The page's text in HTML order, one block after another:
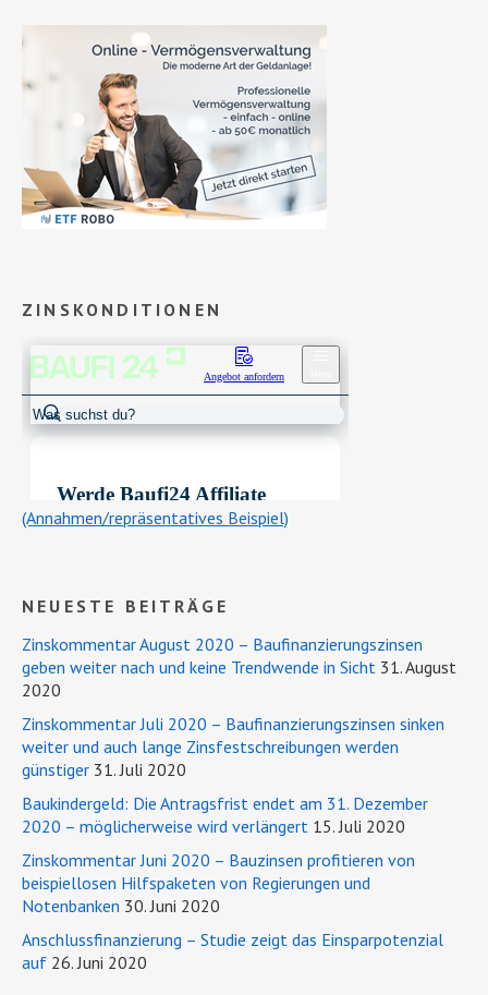
ZINSKONDITIONEN
(Annahmen/repräsentatives Beispiel)
NEUESTE BEITRÄGE
Zinskommentar August 2020 – Baufinanzierungszinsen
geben weiter nach und keine Trendwende in Sicht 31. August
2020
Zinskommentar Juli 2020 – Baufinanzierungszinsen sinken
weiter und auch lange Zinsfestschreibungen werden
günstiger 31. Juli 2020
Baukindergeld: Die Antragsfrist endet am 31. Dezember
2020 – möglicherweise wird verlängert 15. Juli 2020
Zinskommentar Juni 2020 – Bauzinsen profitieren von
beispiellosen Hilfspaketen von Regierungen und
Notenbanken 30. Juni 2020
Anschlussfinanzierung – Studie zeigt das Einsparpotenzial
auf 26. Juni 2020